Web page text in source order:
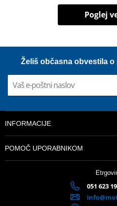
Poglej
Želiš občasna obvestila
INFORMACIJE
POMOČ UPORABNIKOM
051 623